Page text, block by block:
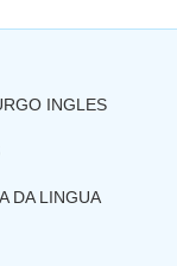
INGLES
DA LINGUA